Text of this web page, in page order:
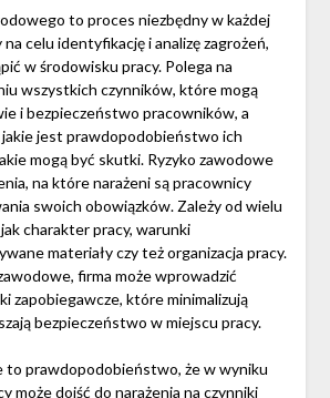
to proces niezbędny w każdej
na celu identyfikację i analizę zagrożeń,
w środowisku pracy. Polega na
wszystkich czynników, które mogą
i bezpieczeństwo pracowników, a
jest prawdopodobieństwo ich
mogą być skutki. Ryzyko zawodowe
na które narażeni są pracownicy
swoich obowiązków. Zależy od wielu
charakter pracy, warunki
materiały czy też organizacja pracy.
firma może wprowadzić
zapobiegawcze, które minimalizują
bezpieczeństwo w miejscu pracy.
to prawdopodobieństwo, że w wyniku
może dojść do narażenia na czynniki